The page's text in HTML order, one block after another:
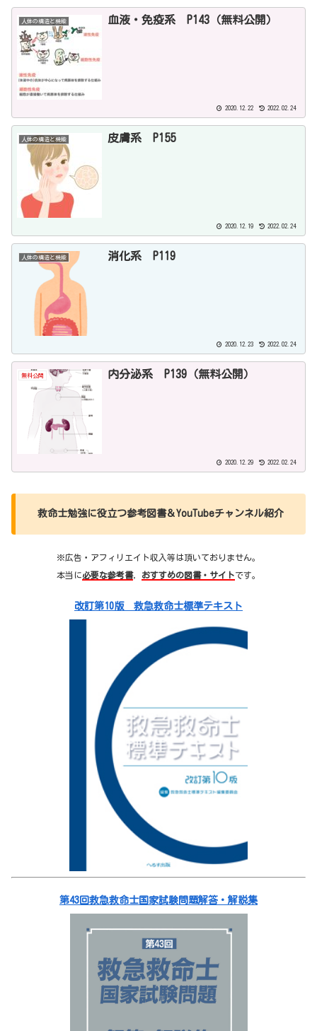
人体の構造と機能 血液・免疫系 P143（無料公開）
2020.12.22 2022.02.24
人体の構造と機能 皮膚系 P155
2020.12.19 2022.02.24
人体の構造と機能 消化系 P119
2020.12.23 2022.02.24
無料公開 内分泌系 P139（無料公開）
2020.12.29 2022.02.24
救命士勉強に役立つ参考図書＆YouTubeチャンネル紹介
※広告・アフィリエイト収入等は頂いておりません。
本当に必要な参考書， おすすめの図書・サイトです。
改訂第10版 救急救命士標準テキスト
第43回救急救命士国家試験問題解答・解説集